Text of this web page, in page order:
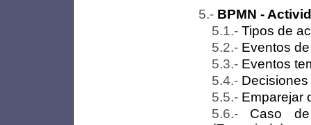
BPMN -
Tipos de
Eventos
Eventos
Emparejar
Caso